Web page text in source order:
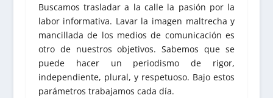
Buscamos trasladar a la calle la pasión por la
labor informativa. Lavar la imagen maltrecha y
mancillada de los medios de comunicación es
otro de nuestros objetivos. Sabemos que se
puede hacer un periodismo de rigor,
independiente, plural, y respetuoso. Bajo estos
parámetros trabajamos cada día.